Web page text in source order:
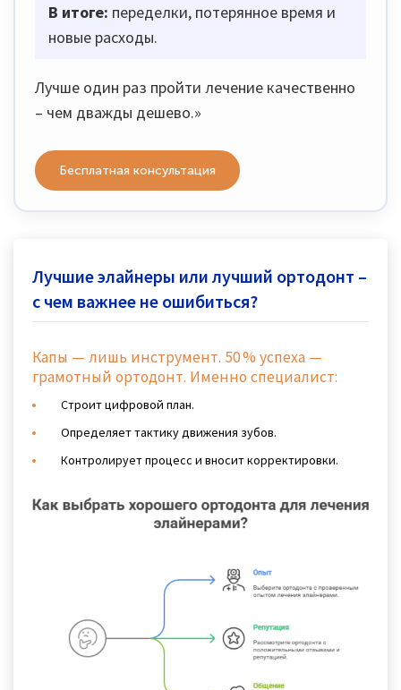
В итоге: переделки, потерянное время и
новые расходы.
Лучше один раз пройти лечение качественно
– чем дважды дешево.»
Бесплатная консультация
Лучшие элайнеры или лучший ортодонт –
с чем важнее не ошибиться?
Капы — лишь инструмент. 50 % успеха —
грамотный ортодонт. Именно специалист:
Строит цифровой план.
Определяет тактику движения зубов.
Контролирует процесс и вносит корректировки.